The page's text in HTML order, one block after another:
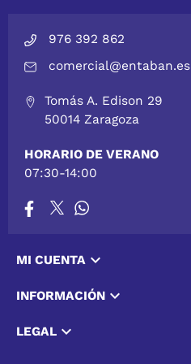
976 392 862
comercial@entaban.es
Tomás A. Edison 29
50014 Zaragoza
HORARIO DE VERANO
07:30-14:00
MI CUENTA 
INFORMACIÓN 
LEGAL 